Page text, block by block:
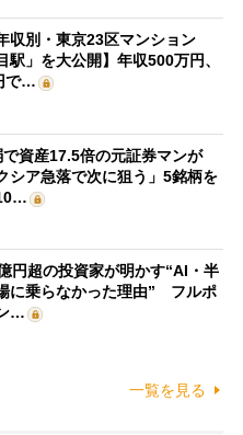
収別・東京23区マンション
駅」を大公開】年収500万円、
で…
で資産17.5倍の元証券マンが
シア急落で次に狙う」5銘柄を
円超の投資家が明かす“AI・半
に乗らなかった理由” フルポ
…
一覧を見る